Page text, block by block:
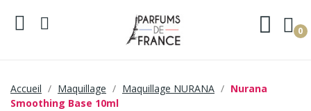
0
Accueil Maquillage Maquillage NURANA
Nurana
Smoothing Base 10ml